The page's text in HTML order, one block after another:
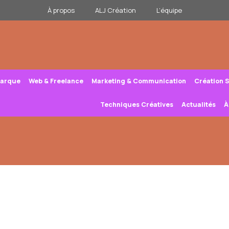
À propos ALJ Création L’équipe
Web & Freelance Marketing & Communication Création
Techniques Créatives Actualités